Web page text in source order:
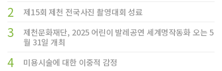
2 제15회 제천 전국사진 촬영대회 성료
3
제천문화재단, 2025 어린이 발레공연 세계명작동화 오는 5
월 31일 개최
4 미용시술에 대한 이중적 감정